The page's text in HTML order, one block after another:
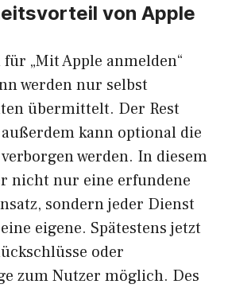
von Apple
„Mit Apple anmelden“
werden nur selbst
übermittelt. Der Rest
kann optional die
werden. In diesem
nicht nur eine erfundene
sondern jeder Dienst
eigene. Spätestens jetzt
oder
zum Nutzer möglich. Des